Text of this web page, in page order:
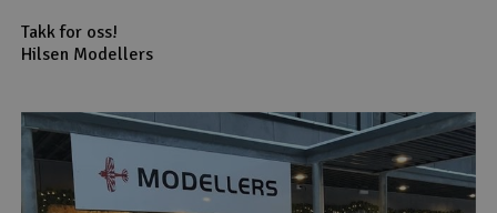
Takk for oss!
Hilsen Modellers